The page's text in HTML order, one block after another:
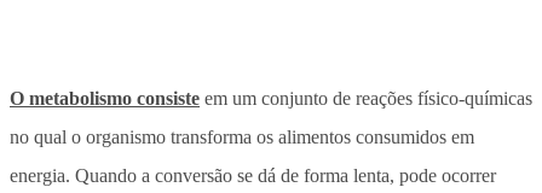
O metabolismo consiste em um conjunto de reações físico-químicas
no qual o organismo transforma os alimentos consumidos em
energia. Quando a conversão se dá de forma lenta, pode ocorrer